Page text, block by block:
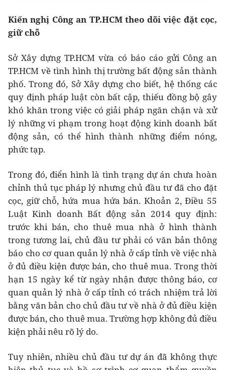
Kiến nghị Công an TP.HCM theo dõi việc đặt cọc,
giữ chỗ
Sở Xây dựng TP.HCM vừa có báo cáo gửi Công an
TP.HCM về tình hình thị trường bất động sản thành
phố. Trong đó, Sở Xây dựng cho biết, hệ thống các
quy định pháp luật còn bất cập, thiếu đồng bộ gây
khó khăn trong việc có giải pháp ngăn chặn và xử
lý những vi phạm trong hoạt động kinh doanh bất
động sản, có thể hình thành những điểm nóng,
phức tạp.
Trong đó, điển hình là tình trạng dự án chưa hoàn
chỉnh thủ tục pháp lý nhưng chủ đầu tư đã cho đặt
cọc, giữ chỗ, hứa mua hứa bán. Khoản 2, Điều 55
Luật Kinh doanh Bất động sản 2014 quy định:
trước khi bán, cho thuê mua nhà ở hình thành
trong tương lai, chủ đầu tư phải có văn bản thông
báo cho cơ quan quản lý nhà ở cấp tỉnh về việc nhà
ở đủ điều kiện được bán, cho thuê mua. Trong thời
hạn 15 ngày kể từ ngày nhận được thông báo, cơ
quan quản lý nhà ở cấp tỉnh có trách nhiệm trả lời
bằng văn bản cho chủ đầu tư về nhà ở đủ điều kiện
được bán, cho thuê mua. Trường hợp không đủ điều
kiện phải nêu rõ lý do.
Tuy nhiên, nhiều chủ đầu tư dự án đã không thực